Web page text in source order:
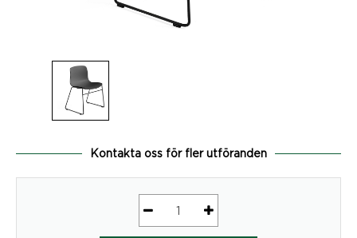
Kontakta oss för fler utföranden
About